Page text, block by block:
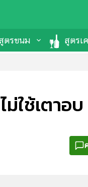
ตรขนม สูตรเ
ใช้เตาอบ